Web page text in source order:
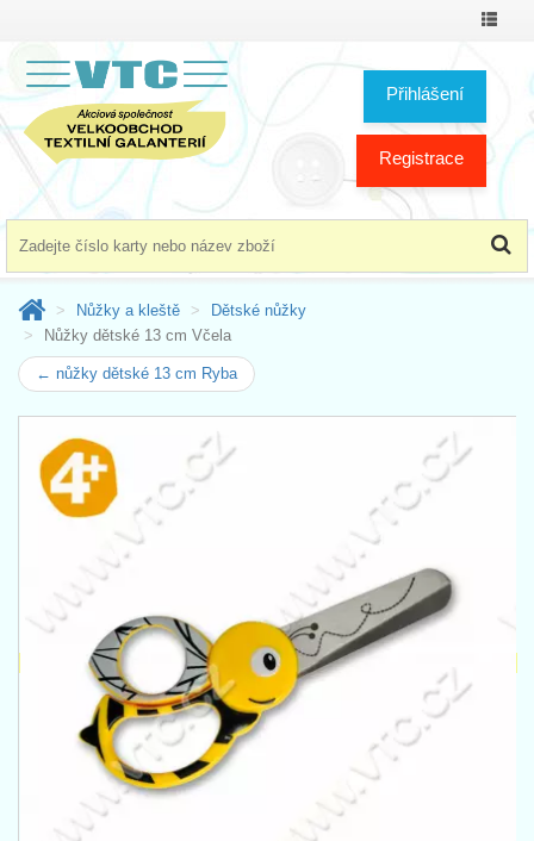
Přihlášení
Registrace
Nůžky a kleště
Dětské nůžky
Nůžky dětské 13 cm Včela
← nůžky dětské 13 cm Ryba